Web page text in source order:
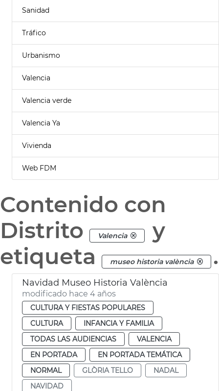
Sanidad
Tráfico
Urbanismo
Valencia
Valencia verde
Valencia Ya
Vivienda
Web FDM
Contenido con
Distrito
Valencia
y
etiqueta
museo historia valència .
Navidad Museo Historia València
modificado hace 4 años
CULTURA Y FIESTAS POPULARES
CULTURA
INFANCIA Y FAMILIA
TODAS LAS AUDIENCIAS
VALENCIA
EN PORTADA
EN PORTADA TEMÁTICA
NORMAL
GLÒRIA TELLO
NADAL
NAVIDAD